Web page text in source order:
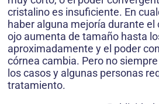
cristalino es insuficiente. En
haber alguna mejoría durante el
ojo aumenta de tamaño hasta
aproximadamente y el poder
córnea cambia. Pero no
los casos y algunas personas
tratamiento.